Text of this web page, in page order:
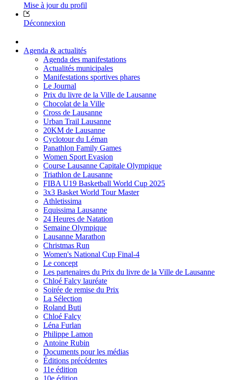
Mise à jour du profil
Déconnexion
Agenda & actualités
Agenda des manifestations
Actualités municipales
Manifestations sportives phares
Le Journal
Prix du livre de la Ville de Lausanne
Chocolat de la Ville
Cross de Lausanne
Urban Trail Lausanne
20KM de Lausanne
Cyclotour du Léman
Panathlon Family Games
Women Sport Evasion
Course Lausanne Capitale Olympique
Triathlon de Lausanne
FIBA U19 Basketball World Cup 2025
3x3 Basket World Tour Master
Athletissima
Equissima Lausanne
24 Heures de Natation
Semaine Olympique
Lausanne Marathon
Christmas Run
Women's National Cup Final-4
Le concept
Les partenaires du Prix du livre de la Ville de Lausanne
Chloé Falcy lauréate
Soirée de remise du Prix
La Sélection
Roland Buti
Chloé Falcy
Léna Furlan
Philippe Lamon
Antoine Rubin
Documents pour les médias
Éditions précédentes
11e édition
10e édition